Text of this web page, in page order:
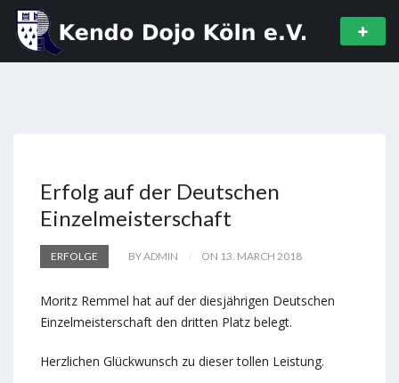
Erfolg auf der Deutschen
Einzelmeisterschaft
ERFOLGE BY ADMIN ON 13. MARCH 2018
Moritz Remmel hat auf der diesjährigen Deutschen
Einzelmeisterschaft den dritten Platz belegt.
Herzlichen Glückwunsch zu dieser tollen Leistung.